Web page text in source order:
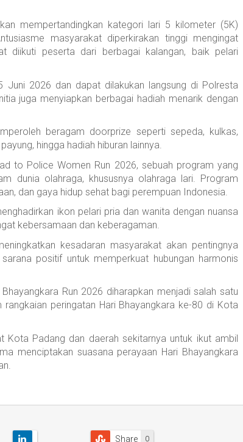
mempertandingkan kategori lari 5 kilometer (5K)
masyarakat diperkirakan tinggi mengingat
diikuti peserta dari berbagai kalangan, baik pelari
2026 dan dapat dilakukan langsung di Polresta
juga menyiapkan berbagai hadiah menarik dengan
beragam doorprize seperti sepeda, kulkas,
hingga hadiah hiburan lainnya.
to Police Women Run 2026, sebuah program yang
dunia olahraga, khususnya olahraga lari. Program
dan gaya hidup sehat bagi perempuan Indonesia.
ikon pelari pria dan wanita dengan nuansa
kebersamaan dan keberagaman.
kesadaran masyarakat akan pentingnya
positif untuk memperkuat hubungan harmonis
Run 2026 diharapkan menjadi salah satu
peringatan Hari Bhayangkara ke-80 di Kota
Kota Padang dan daerah sekitarnya untuk ikut ambil
menciptakan suasana perayaan Hari Bhayangkara
0
Share